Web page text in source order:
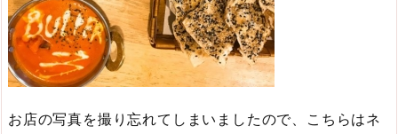
お店の写真を撮り忘れてしまいましたので、こちらはネ